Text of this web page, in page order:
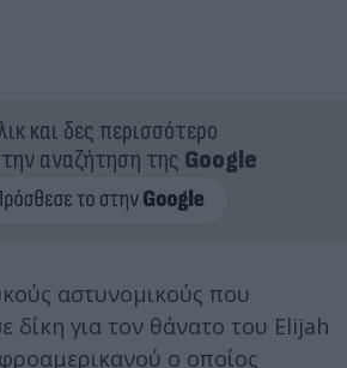
και δες περισσότερο
αναζήτηση της Google
αστυνομικούς που
για τον θάνατο του Elijah
ο οποίος